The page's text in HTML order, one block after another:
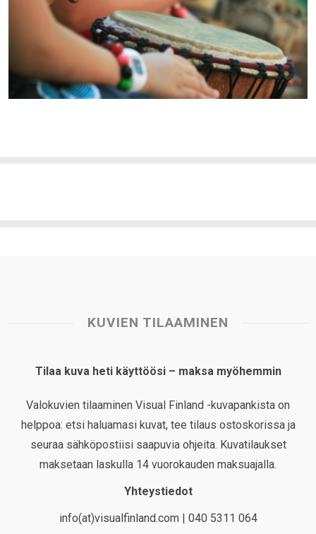
KUVIEN TILAAMINEN
Tilaa kuva heti käyttöösi – maksa myöhemmin
Valokuvien tilaaminen Visual Finland -kuvapankista on
helppoa: etsi haluamasi kuvat, tee tilaus ostoskorissa ja
seuraa sähköpostiisi saapuvia ohjeita. Kuvatilaukset
maksetaan laskulla 14 vuorokauden maksuajalla.
Yhteystiedot
info(at)visualfinland.com | 040 5311 064